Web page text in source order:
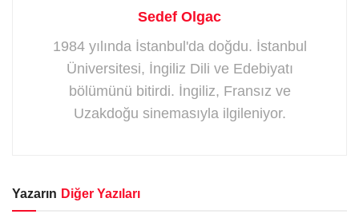
Sedef Olgac
1984 yılında İstanbul'da doğdu. İstanbul
Üniversitesi, İngiliz Dili ve Edebiyatı
bölümünü bitirdi. İngiliz, Fransız ve
Uzakdoğu sinemasıyla ilgileniyor.
Yazarın Diğer Yazıları